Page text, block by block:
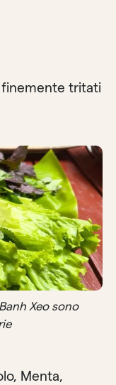
finemente tritati
Xeo sono
Menta,